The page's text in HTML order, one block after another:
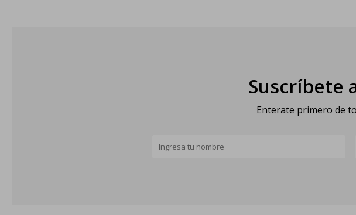
Suscríbete
Enterate primero de